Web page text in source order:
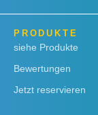
PRODUKTE
siehe Produkte
Bewertungen
Jetzt reservieren